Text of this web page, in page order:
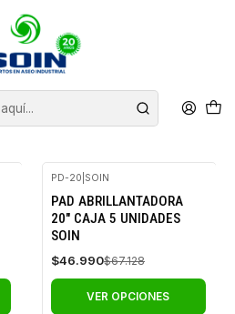
PADS Y CEPILLOS ABRILLANTADORAS
-30%
OFF
PD-20 SOIN
PAD ABRILLANTADORA
20" CAJA 5 UNIDADES
SOIN
$46.990$67.128
VER OPCIONES